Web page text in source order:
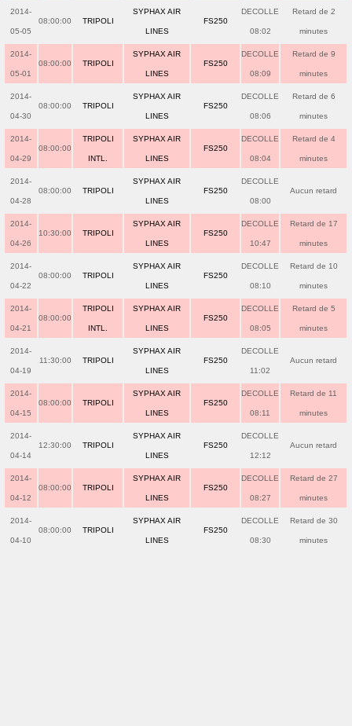
2014-
05-05
08:00:00 TRIPOLI
SYPHAX AIR
LINES
FS250
DECOLLE
08:02
Retard de 2
minutes
2014-
05-01
08:00:00 TRIPOLI
SYPHAX AIR
LINES
FS250
DECOLLE
08:09
Retard de 9
minutes
2014-
04-30
08:00:00 TRIPOLI
SYPHAX AIR
LINES
FS250
DECOLLE
08:06
Retard de 6
minutes
2014-
04-29
08:00:00
TRIPOLI
INTL.
SYPHAX AIR
LINES
FS250
DECOLLE
08:04
Retard de 4
minutes
2014-
04-28
08:00:00 TRIPOLI
SYPHAX AIR
LINES
FS250
DECOLLE
08:00
Aucun retard
2014-
04-26
10:30:00 TRIPOLI
SYPHAX AIR
LINES
FS250
DECOLLE
10:47
Retard de 17
minutes
2014-
04-22
08:00:00 TRIPOLI
SYPHAX AIR
LINES
FS250
DECOLLE
08:10
Retard de 10
minutes
2014-
04-21
08:00:00
TRIPOLI
INTL.
SYPHAX AIR
LINES
FS250
DECOLLE
08:05
Retard de 5
minutes
2014-
04-19
11:30:00 TRIPOLI
SYPHAX AIR
LINES
FS250
DECOLLE
11:02
Aucun retard
2014-
04-15
08:00:00 TRIPOLI
SYPHAX AIR
LINES
FS250
DECOLLE
08:11
Retard de 11
minutes
2014-
04-14
12:30:00 TRIPOLI
SYPHAX AIR
LINES
FS250
DECOLLE
12:12
Aucun retard
2014-
04-12
08:00:00 TRIPOLI
SYPHAX AIR
LINES
FS250
DECOLLE
08:27
Retard de 27
minutes
2014-
04-10
08:00:00 TRIPOLI
SYPHAX AIR
LINES
FS250
DECOLLE
08:30
Retard de 30
minutes